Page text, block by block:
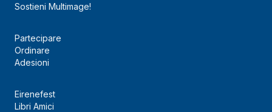
Sostieni Multimage!
Partecipare
Ordinare
Adesioni
Eirenefest
Libri Amici